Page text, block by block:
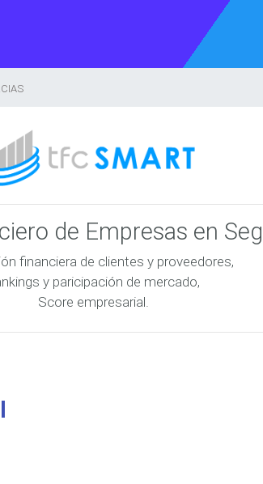
de Empresas en
financiera de clientes y proveedores,
y paricipación de mercado,
Score empresarial.